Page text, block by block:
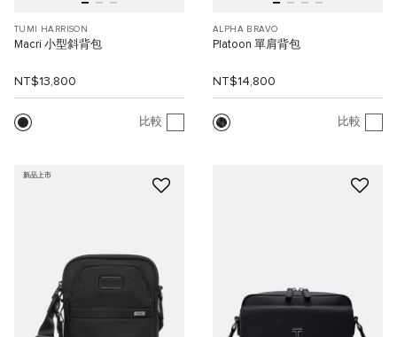
TUMI HARRISON
Macri 小型斜背包
NT$13,800
比較
ALPHA BRAVO
Platoon 單肩背包
NT$14,800
比較
新品上市